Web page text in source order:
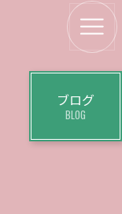
ブログ
BLOG